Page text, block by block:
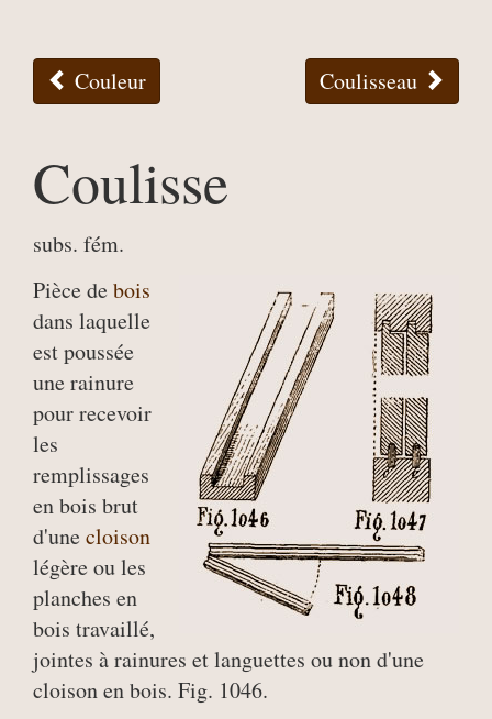
Couleur Coulisseau
Coulisse
subs. fém.
Pièce debois
dans laquelle
est poussée
une rainure
pour recevoir
les
remplissages
en bois brut
d'unecloison
légère ou les
planches en
bois travaillé,
jointes à rainures et languettes ou non d'une
cloison en bois. Fig. 1046.